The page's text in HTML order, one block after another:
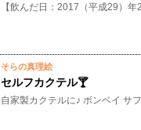
【飲んだ日：2017（平成29）年
そらの真理絵
セルフカクテル🍸️
自家製カクテルに♪ ボンベイ サフ